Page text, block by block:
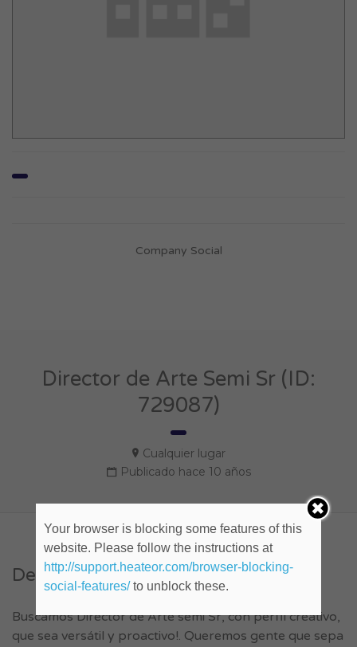
Company Social
Director de Arte Semi Sr (ID:
729087)
Cualquier lugar
Publicado hace 10 años
Descripción del empleo.
Buscamos Director de Arte semi Sr, con perfil creativo,
que sea versátil y proactivo!. Queremos gente que sepa
Your browser is blocking some features of this
website. Please follow the instructions at
http://support.heateor.com/browser-blocking-
social-features/to unblock these.